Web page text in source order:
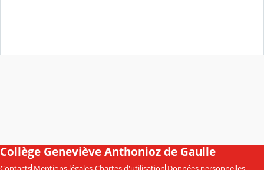
Collège Geneviève Anthonioz de Gaulle